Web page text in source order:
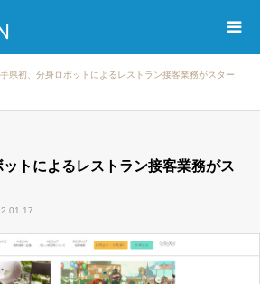
県初、分身ロボットによるレストラン接客業務がスター
トによるレストラン接客業務がス